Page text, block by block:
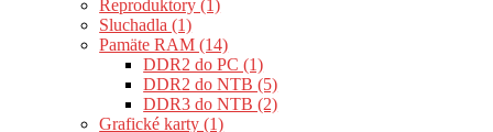
Reproduktory (1)
Sluchadla (1)
Pamäte RAM (14)
DDR2 do PC (1)
DDR2 do NTB (5)
DDR3 do NTB (2)
Grafické karty (1)